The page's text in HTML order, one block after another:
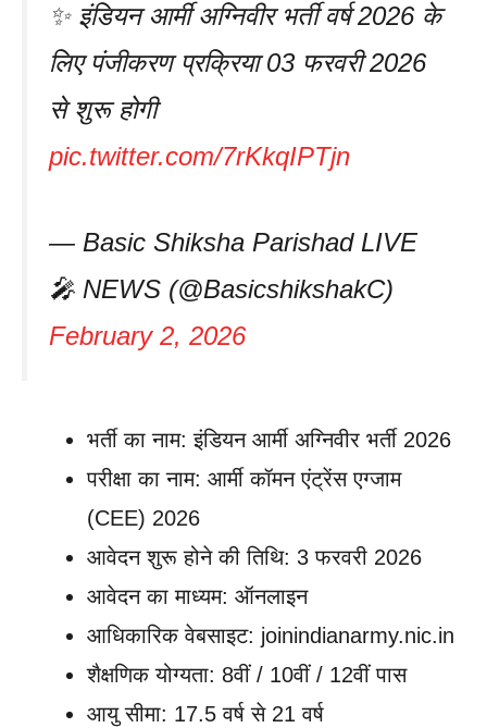
✨ इंडियन आर्मी अग्निवीर भर्ती वर्ष 2026 के
लिए पंजीकरण प्रक्रिया 03 फरवरी 2026
से शुरू होगी
pic.twitter.com/7rKkqIPTjn
— Basic Shiksha Parishad LIVE
🎤 NEWS (@BasicshikshakC)
February 2, 2026
भर्ती का नाम: इंडियन आर्मी अग्निवीर भर्ती 2026
परीक्षा का नाम: आर्मी कॉमन एंट्रेंस एग्जाम
(CEE) 2026
आवेदन शुरू होने की तिथि: 3 फरवरी 2026
आवेदन का माध्यम: ऑनलाइन
आधिकारिक वेबसाइट: joinindianarmy.nic.in
शैक्षणिक योग्यता: 8वीं / 10वीं / 12वीं पास
आयु सीमा: 17.5 वर्ष से 21 वर्ष